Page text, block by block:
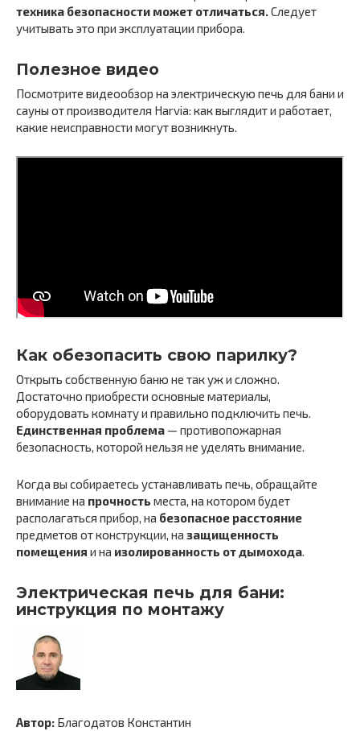
техника безопасности может отличаться.Следует
учитывать это при эксплуатации прибора.
Полезное видео
Посмотрите видеообзор на электрическую печь для бани и
сауны от производителя Harvia: как выглядит и работает,
какие неисправности могут возникнуть.
Как обезопасить свою парилку?
Открыть собственную баню не так уж и сложно.
Достаточно приобрести основные материалы,
оборудовать комнату и правильно подключить печь.
Единственная проблема — противопожарная
безопасность, которой нельзя не уделять внимание.
Когда вы собираетесь устанавливать печь, обращайте
внимание на прочность места, на котором будет
располагаться прибор, на безопасное расстояние
предметов от конструкции, на защищенность
помещения и на изолированность от дымохода.
Электрическая печь для бани:
инструкция по монтажу
Автор: Благодатов Константин